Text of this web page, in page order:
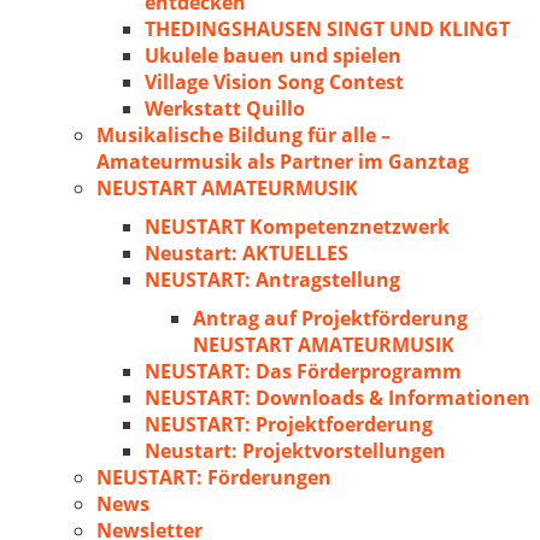
THEDINGSHAUSEN SINGT UND KLINGT
Ukulele bauen und spielen
Village Vision Song Contest
Werkstatt Quillo
Musikalische Bildung für alle –
Amateurmusik als Partner im Ganztag
NEUSTART AMATEURMUSIK
NEUSTART Kompetenznetzwerk
Neustart: AKTUELLES
NEUSTART: Antragstellung
Antrag auf Projektförderung
NEUSTART AMATEURMUSIK
NEUSTART: Das Förderprogramm
NEUSTART: Downloads & Informationen
NEUSTART: Projektfoerderung
Neustart: Projektvorstellungen
NEUSTART: Förderungen
News
Newsletter